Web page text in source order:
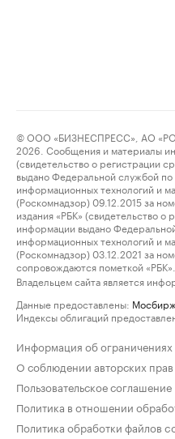
© ООО «БИЗНЕСПРЕСС», АО
2026. Сообщения и материалы
(свидетельство о регистрации
выдано Федеральной службой по
информационных технологий и
(Роскомнадзор) 09.12.2015 за
издания «РБК» (свидетельство о
информации выдано
информационных технологий и
(Роскомнадзор) 03.12.2021 за
сопровождаются пометкой «РБК».
Владельцем сайта является
Данные предоставлены:
Индексы облигаций
Информация об ограничениях
О соблюдении авторских прав
Пользовательское соглашение
Политика в отношении
Политика обработки файлов